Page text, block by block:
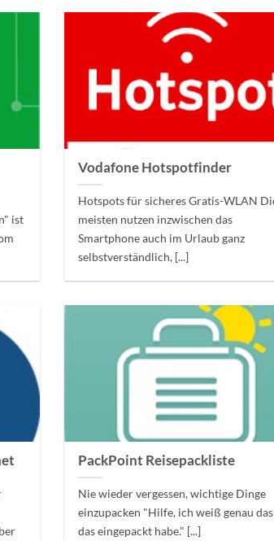
ist
Vodafone Hotspotfinder
Hotspots für sicheres Gratis-WLAN
meisten nutzen inzwischen das
Smartphone auch im Urlaub ganz
selbstverständlich, [...]
PackPoint Reisepackliste
Nie wieder vergessen, wichtige Dinge
einzupacken "Hilfe, ich weiß genau
das eingepackt habe." [...]